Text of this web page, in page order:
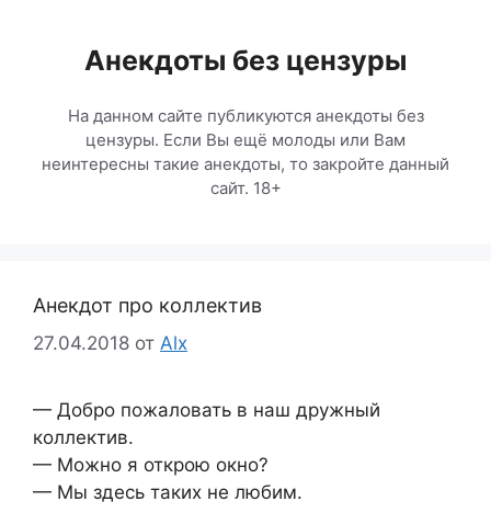
содержимомуАнекдоты без цензуры
На данном сайте публикуются анекдоты без
цензуры. Если Вы ещё молоды или Вам
неинтересны такие анекдоты, то закройте данный
сайт. 18+
Анекдот про коллектив
27.04.2018 от Alx
— Добро пожаловать в наш дружный
коллектив.
— Можно я открою окно?
— Мы здесь таких не любим.